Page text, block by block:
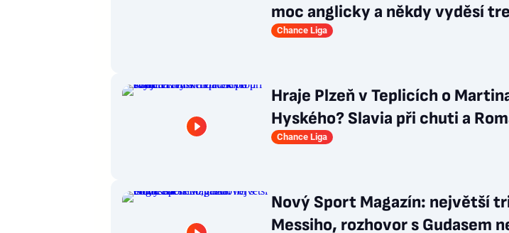
moc anglicky a někdy vyděsí
Čím?
Chance Liga
Hraje Plzeň v Teplicích o
Hyského? Slavia při chuti a
proti svým…
Chance Liga
Nový Sport Magazín: největší
Messiho, rozhovor s Gudasem